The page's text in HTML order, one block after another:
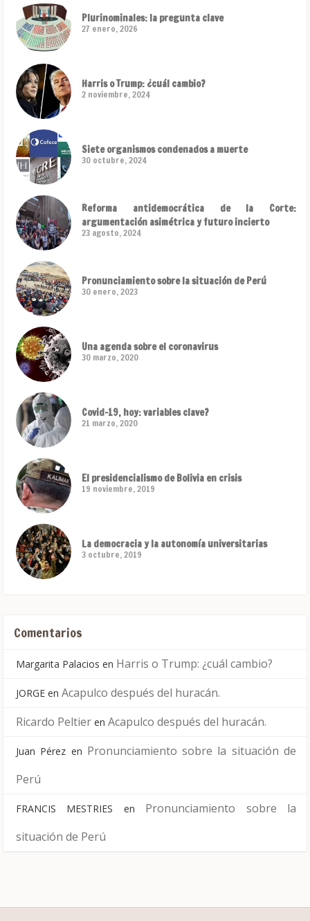
Plurinominales: la pregunta clave
27 enero, 2026
Harris o Trump: ¿cuál cambio?
2 noviembre, 2024
Siete organismos condenados a muerte
30 octubre, 2024
Reforma antidemocrática de la Corte:
argumentación asimétrica y futuro incierto
23 agosto, 2024
Pronunciamiento sobre la situación de Perú
30 enero, 2023
Una agenda sobre el coronavirus
30 marzo, 2020
Covid-19, hoy: variables clave?
21 marzo, 2020
El presidencialismo de Bolivia en crisis
19 noviembre, 2019
La democracia y la autonomía universitarias
3 octubre, 2019
Comentarios
Margarita Palacios en Harris o Trump: ¿cuál cambio?
JORGE en Acapulco después del huracán.
Ricardo Peltier en Acapulco después del huracán.
Juan Pérez en Pronunciamiento sobre la situación de
Perú
FRANCIS MESTRIES en Pronunciamiento sobre la
situación de Perú